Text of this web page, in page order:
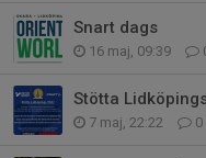
Snart dags
16 maj, 09:39
Stötta
7 maj, 22:22 0